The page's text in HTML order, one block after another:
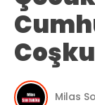
EKONOMI
SPOR
VEFAT
Milas